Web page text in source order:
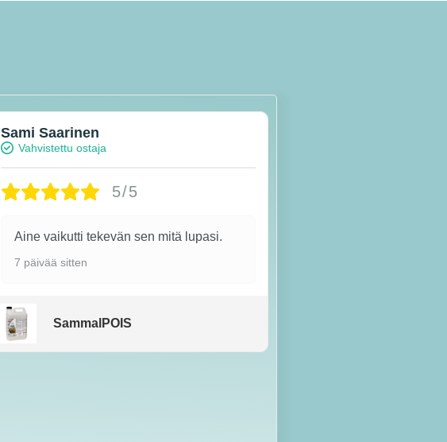
Sami Saarinen
Vahvistettu ostaja
5/5
Aine vaikutti tekevän sen mitä lupasi.
7 päivää sitten
SammalPOIS